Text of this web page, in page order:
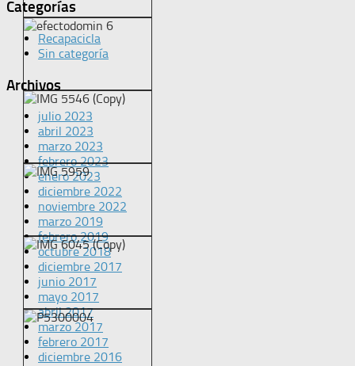
Categorías
Recapacicla
Sin categoría
Archivos
julio 2023
abril 2023
marzo 2023
febrero 2023
enero 2023
diciembre 2022
noviembre 2022
marzo 2019
febrero 2019
octubre 2018
diciembre 2017
junio 2017
mayo 2017
abril 2017
marzo 2017
febrero 2017
diciembre 2016